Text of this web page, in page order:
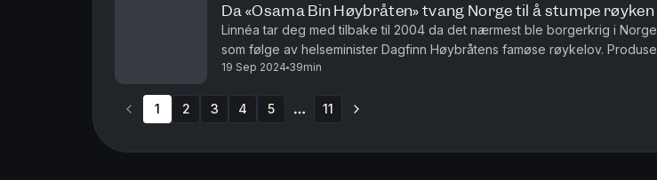
Da «Osama Bin Høybråten» tvang Norge til å stumpe røyken
Linnéa tar deg med tilbake til 2004 da det nærmest ble borgerkrig i Norge
som følge av helseminister Dagfinn Høybråtens famøse røykelov. Produsert
av Amanda Strand Askeland
19 Sep 2024 39min
1 2 3 4 5 11